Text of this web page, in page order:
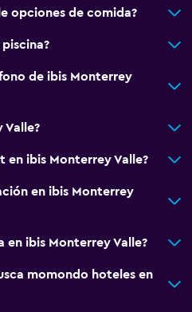
opciones de comida?
de ibis Monterrey
Valle?
en ibis Monterrey Valle?
en ibis Monterrey
en ibis Monterrey Valle?
momondo hoteles en